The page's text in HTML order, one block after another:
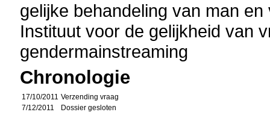
gelijke behandeling van man en
Instituut voor de gelijkheid van
gendermainstreaming
Chronologie
17/10/2011 Verzending vraag
7/12/2011
Dossier gesloten